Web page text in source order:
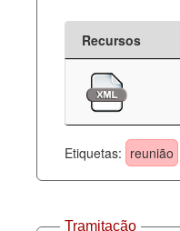
Recursos
Etiquetas: reunião
Tramitação